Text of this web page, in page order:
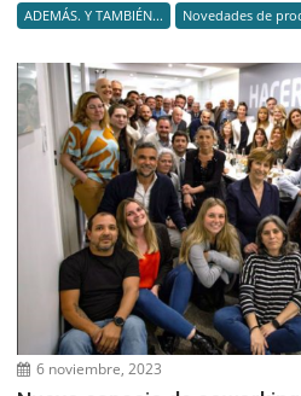
ADEMÁS. Y TAMBIÉN... Novedades de
6 noviembre, 2023